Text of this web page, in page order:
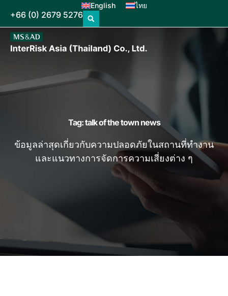
English ไทย
+66 (0) 2679 5276
Tag: talk of the town news
ข้อมูลล่าสุดเกี่ยวกับความปลอดภัยในสถานที่ทำงาน
และแนวทางการจัดการความเสี่ยงต่าง ๆ